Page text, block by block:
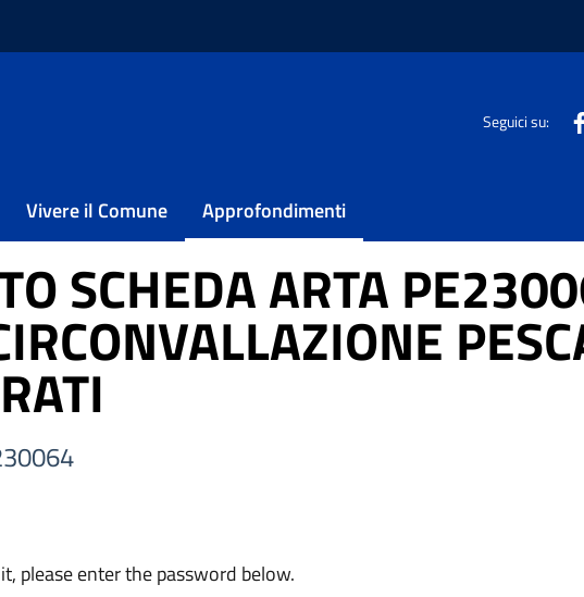
Seguici su:
Vivere il Comune Approfondimenti
SVINCOLO CIRCONVALLAZIONE PESCARA COLLI VIA PRATI
SCHEDA ARTA
please enter the password below.